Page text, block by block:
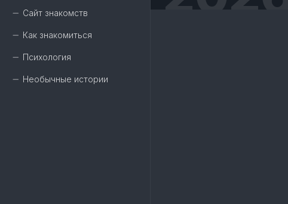
Сайт знакомств
Как знакомиться
Психология
Необычные истории